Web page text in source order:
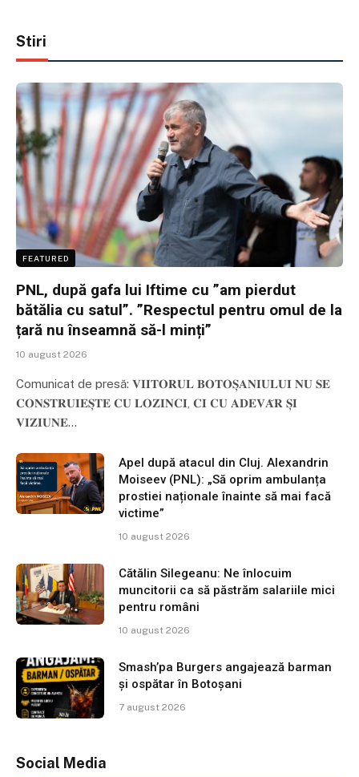
Stiri
FEATURED
PNL, după gafa lui Iftime cu ”am pierdut
bătălia cu satul”. ”Respectul pentru omul de la
țară nu înseamnă să-l minți”
10 august 2026
Comunicat de presă: 𝐕𝐈𝐈𝐓𝐎𝐑𝐔𝐋 𝐁𝐎𝐓𝐎𝐒̦𝐀𝐍𝐈𝐔𝐋𝐔𝐈 𝐍𝐔 𝐒𝐄
𝐂𝐎𝐍𝐒𝐓𝐑𝐔𝐈𝐄𝐒̦𝐓𝐄 𝐂𝐔 𝐋𝐎𝐙𝐈𝐍𝐂𝐈, 𝐂𝐈 𝐂𝐔 𝐀𝐃𝐄𝐕𝐀̆𝐑 𝐒̦𝐈
𝐕𝐈𝐙𝐈𝐔𝐍𝐄…
Apel după atacul din Cluj. Alexandrin
Moiseev (PNL): „Să oprim ambulanța
prostiei naționale înainte să mai facă
victime”
10 august 2026
Cătălin Silegeanu: Ne înlocuim
muncitorii ca să păstrăm salariile mici
pentru români
10 august 2026
Smash’pa Burgers angajează barman
și ospătar în Botoșani
7 august 2026
Social Media